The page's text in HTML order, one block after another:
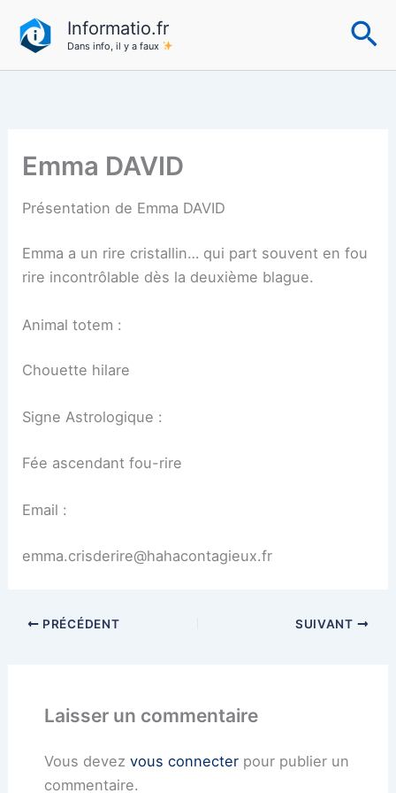
contenu
Informatio.fr
Dans info, il y a faux
Emma DAVID
Présentation de Emma DAVID
Emma a un rire cristallin… qui part souvent en fou
rire incontrôlable dès la deuxième blague.
Animal totem :
Chouette hilare
Signe Astrologique :
Fée ascendant fou-rire
Email :
emma.crisderire@hahacontagieux.fr
PRÉCÉDENT SUIVANT
Laisser un commentaire
Vous devez vous connecterpour publier un
commentaire.